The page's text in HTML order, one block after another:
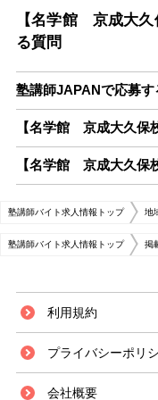
【名学館 京成大
る質問
塾講師JAPANで応募す
【名学館 京成大久保
【名学館 京成大久保
塾講師バイト求人情報トップ 地
塾講師バイト求人情報トップ 掲
利用規約
プライバシーポリ
会社概要